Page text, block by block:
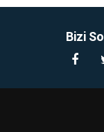
Bizi